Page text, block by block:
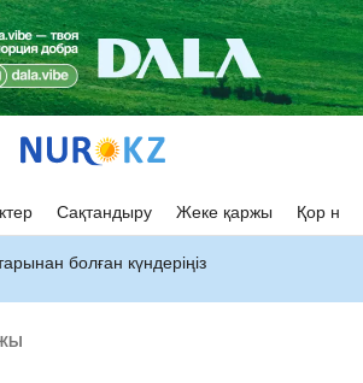
Сақтандыру Жеке қаржы Қор
болған күндеріңіз